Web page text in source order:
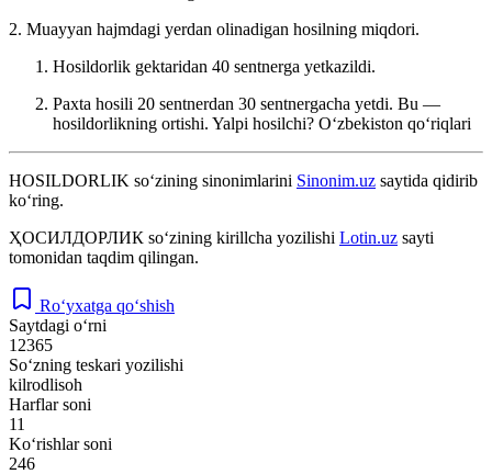
2. Muayyan hajmdagi yerdan olinadigan hosilning miqdori.
Hosildorlik gektaridan 40 sentnerga yetkazildi.
Paxta hosili 20 sentnerdan 30 sentnergacha yetdi. Bu —
hosildorlikning ortishi. Yalpi hosilchi? Oʻzbekiston qoʻriqlari
HOSILDORLIK so‘zining sinonimlarini Sinonim.uz saytida qidirib
ko‘ring.
ҲОСИЛДОРЛИК so‘zining kirillcha yozilishi Lotin.uz sayti
tomonidan taqdim qilingan.
Ro‘yxatga qo‘shish
Saytdagi o‘rni
12365
So‘zning teskari yozilishi
kilrodlisoh
Harflar soni
11
Ko‘rishlar soni
246